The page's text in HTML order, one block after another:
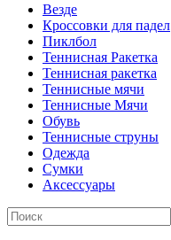
Везде
Кроссовки для падел
Пиклбол
Теннисная Ракетка
Теннисная ракетка
Теннисные мячи
Теннисные Мячи
Обувь
Теннисные струны
Одежда
Сумки
Аксессуары